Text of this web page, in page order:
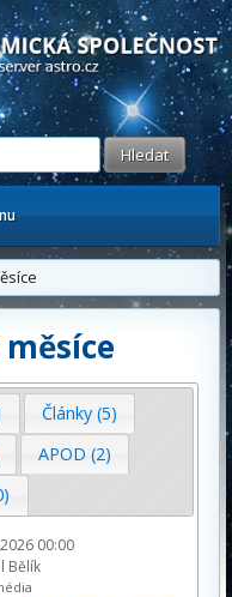
astronomický server
Články (5)
APOD (2)
00:00
Bělík